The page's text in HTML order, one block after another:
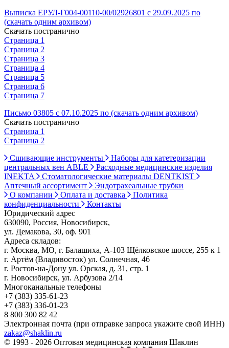
Выписка ЕРУЛ-Г004-00110-00/02926801 с 29.09.2025 по
(скачать одним архивом)
Скачать постранично
Страница 1
Страница 2
Страница 3
Страница 4
Страница 5
Страница 6
Страница 7
Письмо 03805 с 07.10.2025 по (скачать одним архивом)
Скачать постранично
Страница 1
Страница 2
Сшивающие инструменты
Наборы для катетеризации
центральных вен ABLE
Расходные медицинские изделия
INEKTA
Стоматологические материалы DENTKIST
Аптечный ассортимент
Эндотрахеальные трубки
О компании
Оплата и доставка
Политика
конфиденциальности
Контакты
Юридический адрес
630090, Россия, Новосибирск,
ул. Демакова, 30, оф. 901
Адреса складов:
г. Москва, МО, г. Балашиха, А-103 Щёлковское шоссе, 255 к 1
г. Артём (Владивосток) ул. Солнечная, 46
г. Ростов-на-Дону ул. Орская, д. 31, стр. 1
г. Новосибирск, ул. Арбузова 2/14
Многоканальные телефоны
+7 (383) 335-61-23
+7 (383) 336-01-23
8 800 300 82 42
Электронная почта (при отправке запроса укажите свой ИНН)
zakaz@shaklin.ru
© 1993 - 2026 Оптовая медицинская компания Шаклин